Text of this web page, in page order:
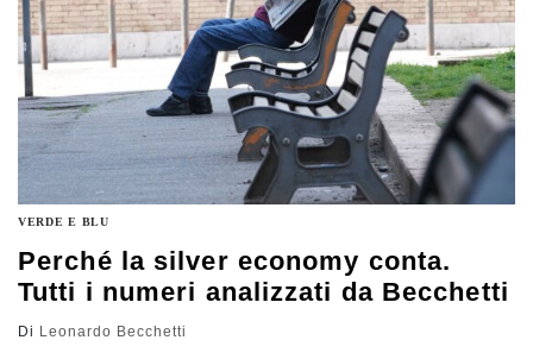
Leonardo Becchetti, professore di Economia politica
presso l’Università di Roma Tor Vergata
VERDE E BLU
Perché la silver economy conta.
Tutti i numeri analizzati da Becchetti
Di Leonardo Becchetti